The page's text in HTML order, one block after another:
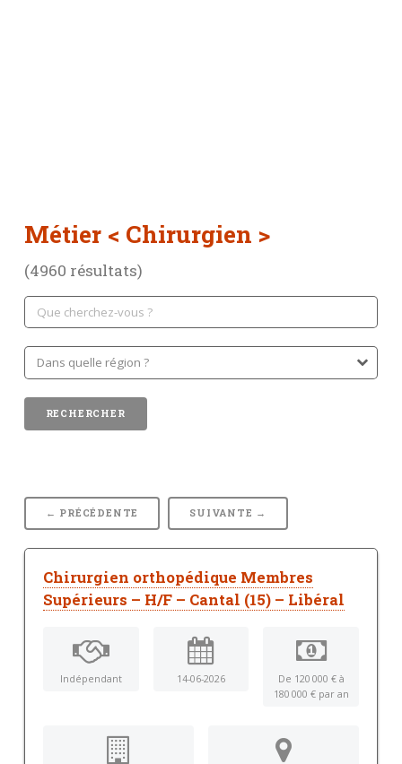
Métier < Chirurgien >
(4960 résultats)
← PRÉCÉDENTE SUIVANTE →
Chirurgien orthopédique Membres
Supérieurs – H/F – Cantal (15) – Libéral
Indépendant 14-06-2026
De 120 000 € à
180 000 € par an